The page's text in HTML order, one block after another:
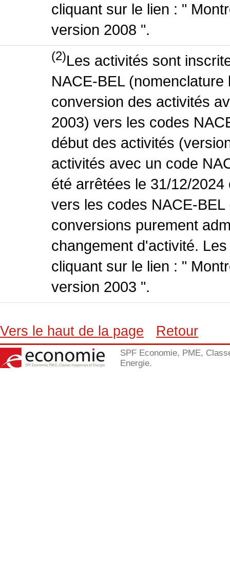
cliquant sur le lien : "
version 2008 ".
(2)Les activités sont
NACE-BEL
conversion des activités
2003) vers les codes
début des activités
activités avec un code
été arrêtées le 31/12/
vers les codes NACE-
conversions purement
changement d'activité.
cliquant sur le lien : "
version 2003 ".
Vers le haut de la page Retour
SPF Economie, PME,
Energie.